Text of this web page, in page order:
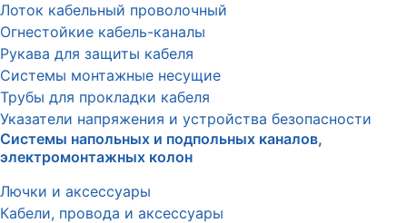
Лоток кабельный проволочный
Огнестойкие кабель-каналы
Рукава для защиты кабеля
Системы монтажные несущие
Трубы для прокладки кабеля
Указатели напряжения и устройства безопасности
Системы напольных и подпольных каналов,
электромонтажных колон
Лючки и аксессуары
Кабели, провода и аксессуары